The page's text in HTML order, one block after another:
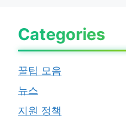
Categories
꿀팁 모음
뉴스
지원 정책